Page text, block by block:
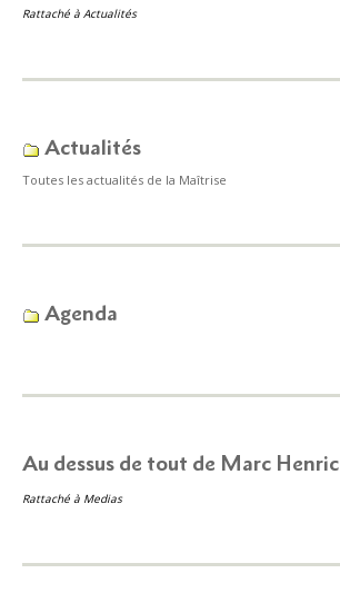
Rattaché à Actualités
Actualités
Toutes les actualités de la Maîtrise
Agenda
Au dessus de tout de Marc Henric
Rattaché à Medias